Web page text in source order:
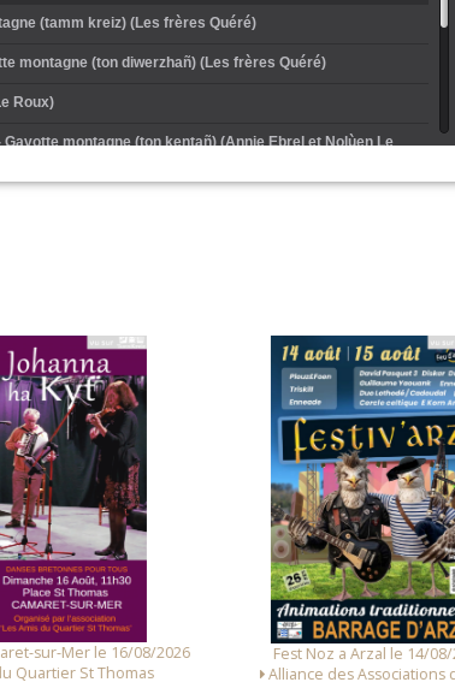
(tamm kreiz) (Les frères Quéré)
montagne (ton diwerzhañ) (Les frères Quéré)
Roux)
montagne (ton kentañ) (Annie Ebrel et Nolùen Le
(tamm kreiz) (Annie Ebrel et Nolùen Le Buhé)
gavotte) (Les frères Dilasser)
(ton diwerzhañ gavotte) (Les frères Dilasser)
Yves Le Roux)
(Marie-Laurence Fustec et Brigitte Le Corre)
gavotte) (Marie-Laurence Fustec et Brigitte Le Corre)
gavotte) (Marie-Laurence Fustec et Brigitte Le Corre)
sur-Mer le 16/08/2026
Quartier St Thomas
Fest Noz a Arzal le 14/08/
Alliance des Associations